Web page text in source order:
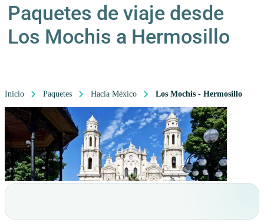
Paquetes de viaje desde
Los Mochis a Hermosillo
Inicio Paquetes Hacia México Los Mochis - Hermosillo